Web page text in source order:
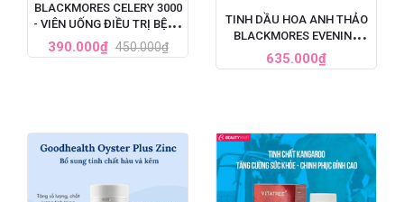
BLACKMORES CELERY 3000
- VIÊN UỐNG ĐIỀU TRỊ BỆNH
GOUT CỦA ÚC, HỘP 50 VIÊN
390.000₫ 450.000₫
TINH DẦU HOA ANH THẢO
BLACKMORES EVENING
PRIMROSE OIL ÚC, HỘP 190
VIÊN
635.000₫